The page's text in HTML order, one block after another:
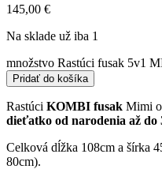
145,00 €
Na sklade už iba 1
množstvo Rastúci fusak 5v1
Pridať do košíka
Rastúci KOMBI fusak Mimi
dieťatko od narodenia až do
Celková dĺžka 108cm a šírka
80cm).